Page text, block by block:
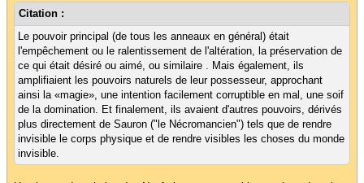
Citation :
Le pouvoir principal (de tous les anneaux en général) était
l'empêchement ou le ralentissement de l'altération, la préservation de
ce qui était désiré ou aimé, ou similaire . Mais également, ils
amplifiaient les pouvoirs naturels de leur possesseur, approchant
ainsi la «magie», une intention facilement corruptible en mal, une soif
de la domination. Et finalement, ils avaient d'autres pouvoirs, dérivés
plus directement de Sauron ("le Nécromancien") tels que de rendre
invisible le corps physique et de rendre visibles les choses du monde
invisible.